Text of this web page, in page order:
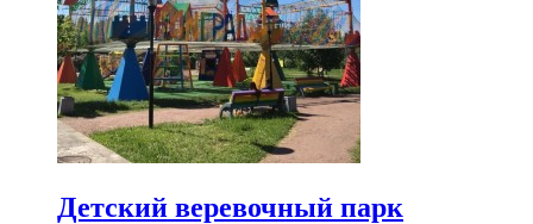
Детский веревочный парк